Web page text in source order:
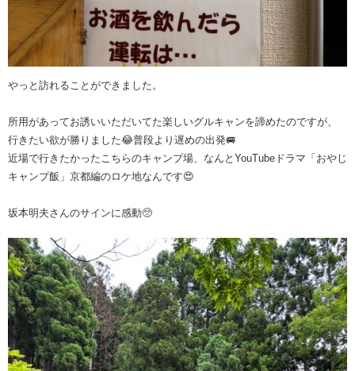
やっと訪れることができました。
所用があってお誘いいただいてた楽しいグルキャンを諦めたのですが、
行きたい欲が勝りました😂普段より遅めの出発🚐
近場で行きたかったこちらのキャンプ場、なんとYouTubeドラマ「おやじ
キャンプ飯」京都編のロケ地なんです😍
坂本明夫さんのサインに感動🥺